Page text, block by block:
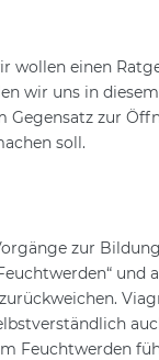
wollen einen
wir uns in
Gegensatz zur
soll.
zur
und
Feuchtwerden